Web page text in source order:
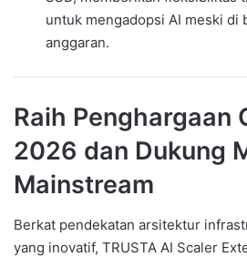
untuk mengadopsi AI meski di
anggaran.
Raih Penghargaan
2026 dan Dukung
Mainstream
Berkat pendekatan arsitektur
yang inovatif, TRUSTA AI Scaler